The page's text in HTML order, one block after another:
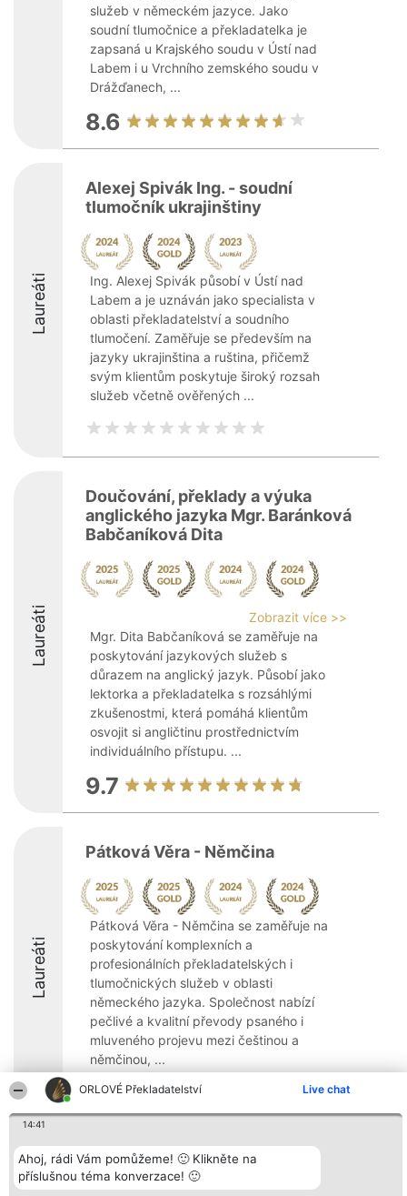
ORLOVÉ Překladatelství Live chat
14:41
Ahoj, rádi Vám pomůžeme! 🙂 Klikněte na
příslušnou téma konverzace! 🙂
služeb v německém jazyce. Jako
soudní tlumočnice a překladatelka je
zapsaná u Krajského soudu v Ústí nad
Labem i u Vrchního zemského soudu v
Drážďanech, ...
8.6
Laureáti
Alexej Spivák Ing. - soudní
tlumočník ukrajinštiny
Ing. Alexej Spivák působí v Ústí nad
Labem a je uznáván jako specialista v
oblasti překladatelství a soudního
tlumočení. Zaměřuje se především na
jazyky ukrajinština a ruština, přičemž
svým klientům poskytuje široký rozsah
služeb včetně ověřených ...
Laureáti
Doučování, překlady a výuka
anglického jazyka Mgr. Baránková
Babčaníková Dita
Zobrazit více >>
Mgr. Dita Babčaníková se zaměřuje na
poskytování jazykových služeb s
důrazem na anglický jazyk. Působí jako
lektorka a překladatelka s rozsáhlými
zkušenostmi, která pomáhá klientům
osvojit si angličtinu prostřednictvím
individuálního přístupu. ...
9.7
Laureáti
Pátková Věra - Němčina
Pátková Věra - Němčina se zaměřuje na
poskytování komplexních a
profesionálních překladatelských i
tlumočnických služeb v oblasti
německého jazyka. Společnost nabízí
pečlivé a kvalitní převody psaného i
mluveného projevu mezi češtinou a
němčinou, ...
8.7
Organizátor hlasování
Bright Side Solutions sp. z o.
o. sp. k.
Plebiscyt
Vítězové
Seznam všech